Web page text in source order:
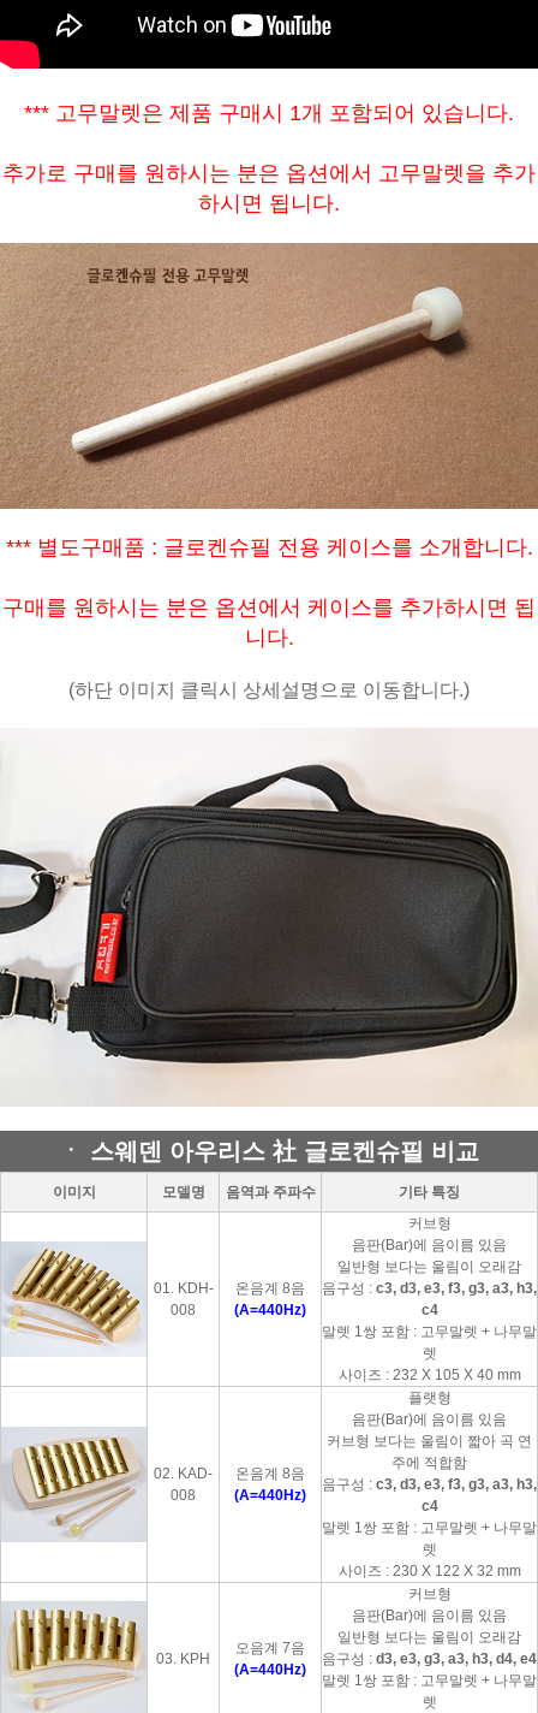
*** 고무말렛은 제품 구매시 1개 포함되어 있습니다.
추가로 구매를 원하시는 분은 옵션에서 고무말렛을 추가
하시면 됩니다.
*** 별도구매품 : 글로켄슈필 전용 케이스를 소개합니다.
구매를 원하시는 분은 옵션에서 케이스를 추가하시면 됩
니다.
(하단 이미지 클릭시 상세설명으로 이동합니다.)
ㆍ 스웨덴 아우리스 社 글로켄슈필 비교
이미지 모델명 음역과 주파수 기타 특징
01. KDH-
008
온음계 8음
(A=440Hz)
커브형
음판(Bar)에 음이름 있음
일반형 보다는 울림이 오래감
음구성 : c3, d3, e3, f3, g3, a3, h3,
c4
말렛 1쌍 포함 : 고무말렛 + 나무말
렛
사이즈 : 232 X 105 X 40 mm
02. KAD-
008
온음계 8음
(A=440Hz)
플랫형
음판(Bar)에 음이름 있음
커브형 보다는 울림이 짧아 곡 연
주에 적합함
음구성 : c3, d3, e3, f3, g3, a3, h3,
c4
말렛 1쌍 포함 : 고무말렛 + 나무말
렛
사이즈 : 230 X 122 X 32 mm
03. KPH
오음계 7음
(A=440Hz)
커브형
음판(Bar)에 음이름 있음
일반형 보다는 울림이 오래감
음구성 : d3, e3, g3, a3, h3, d4, e4
말렛 1쌍 포함 : 고무말렛 + 나무말
렛